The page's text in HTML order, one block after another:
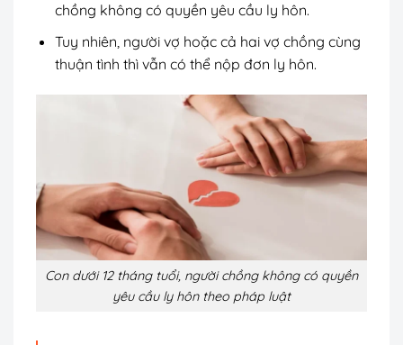
chồng không có quyền yêu cầu ly hôn.
Tuy nhiên, người vợ hoặc cả hai vợ chồng cùng
thuận tình thì vẫn có thể nộp đơn ly hôn.
Con dưới 12 tháng tuổi, người chồng không có quyền
yêu cầu ly hôn theo pháp luật